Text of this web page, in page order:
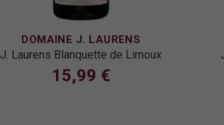
DOMAINE J. LAURENS
J. Laurens Blanquette de Limoux
15,99 €